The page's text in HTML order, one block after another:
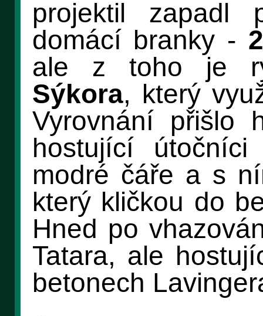
projektil zapadl
domácí branky -
ale z toho je
Sýkora, který
Vyrovnání přišlo
hostující
modré čáře a s
který kličkou do
Hned po
Tatara, ale
betonech